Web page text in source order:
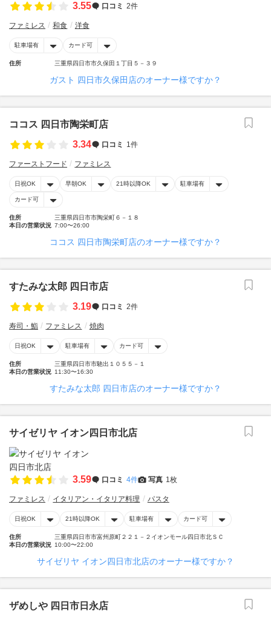
3.55 口コミ 2件
ファミレス 和食 洋食
駐車場有 カード可
住所 三重県四日市市久保田１丁目５－３９
ガスト 四日市久保田店のオーナー様ですか？
ココス 四日市陶栄町店
3.34
口コミ 1件
ファーストフード ファミレス
日祝OK 早朝OK 21時以降OK 駐車場有
カード可
住所
三重県四日市市陶栄町６－１８
本日の営業状況 7:00〜26:00
ココス 四日市陶栄町店のオーナー様ですか？
すたみな太郎 四日市店
3.19
口コミ 2件
寿司・鮨 ファミレス 焼肉
日祝OK 駐車場有 カード可
住所
三重県四日市市馳出１０５５－１
本日の営業状況 11:30〜16:30
すたみな太郎 四日市店のオーナー様ですか？
サイゼリヤ イオン四日市北店
3.59 口コミ 4件 写真 1枚
ファミレス イタリアン・イタリア料理 パスタ
日祝OK 21時以降OK 駐車場有 カード可
住所
三重県四日市市富州原町２２１－２イオンモール四日市北ＳＣ
本日の営業状況 10:00〜22:00
サイゼリヤ イオン四日市北店のオーナー様ですか？
ザめしや 四日市日永店